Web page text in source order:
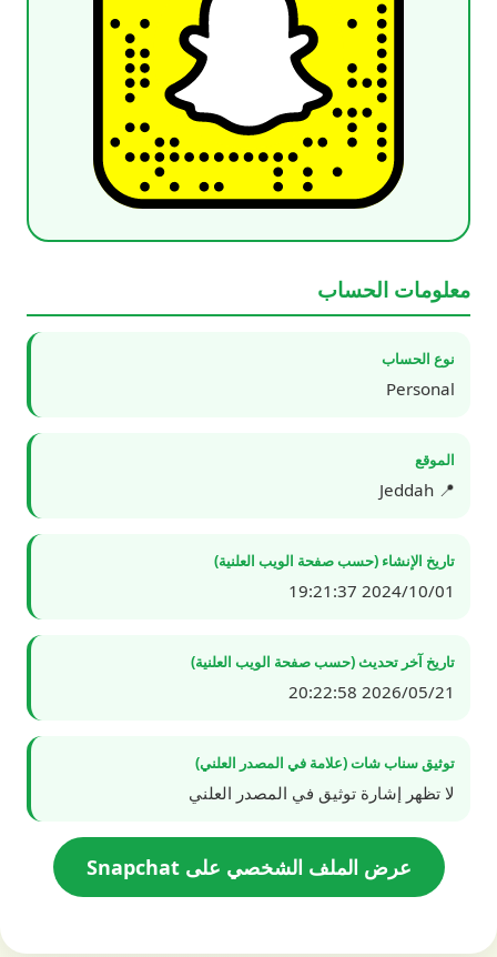
معلومات الحساب
نوع الحساب
Personal
الموقع
📍 Jeddah
تاريخ الإنشاء (حسب صفحة الويب العلنية)
2024/10/01 19:21:37
تاريخ آخر تحديث (حسب صفحة الويب العلنية)
2026/05/21 20:22:58
توثيق سناب شات (علامة في المصدر العلني)
لا تظهر إشارة توثيق في المصدر العلني
عرض الملف الشخصي على Snapchat